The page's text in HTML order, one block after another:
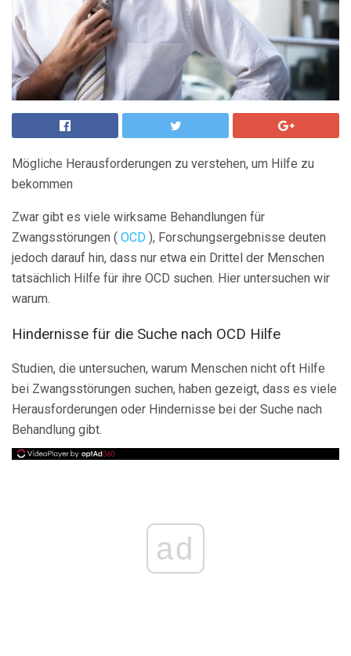
Mögliche Herausforderungen zu verstehen, um Hilfe zu
bekommen
Zwar gibt es viele wirksame Behandlungen für
Zwangsstörungen ( OCD ), Forschungsergebnisse deuten
jedoch darauf hin, dass nur etwa ein Drittel der Menschen
tatsächlich Hilfe für ihre OCD suchen. Hier untersuchen wir
warum.
Hindernisse für die Suche nach OCD Hilfe
Studien, die untersuchen, warum Menschen nicht oft Hilfe
bei Zwangsstörungen suchen, haben gezeigt, dass es viele
Herausforderungen oder Hindernisse bei der Suche nach
Behandlung gibt.
ad